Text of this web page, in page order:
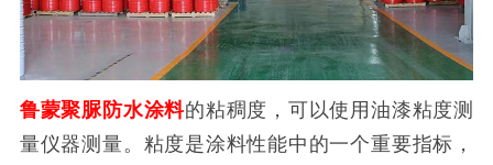
鲁蒙聚脲防水涂料的粘稠度，可以使用油漆粘度测
量仪器测量。粘度是涂料性能中的一个重要指标，